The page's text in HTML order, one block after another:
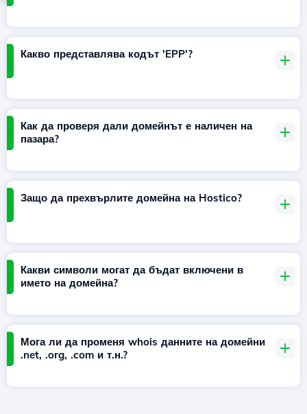
Какво представлява кодът 'EPP'?
Как да проверя дали домейнът е наличен на
пазара?
Защо да прехвърлите домейна на Hostico?
Какви символи могат да бъдат включени в
името на домейна?
Мога ли да променя whois данните на домейни
.net, .org, .com и т.н.?